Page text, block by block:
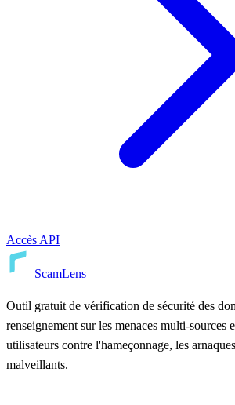
Accès API
ScamLens
Outil gratuit de vérification de sécurité des
renseignement sur les menaces multi-sources
utilisateurs contre l'hameçonnage, les
malveillants.